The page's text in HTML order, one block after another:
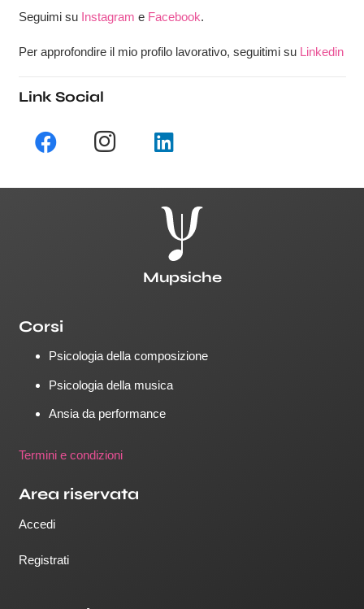
Seguimi su Instagram e Facebook.
Per approfondire il mio profilo lavorativo, seguitimi su Linkedin
Link Social
Mupsiche
Corsi
Psicologia della composizione
Psicologia della musica
Ansia da performance
Termini e condizioni
Area riservata
Accedi
Registrati